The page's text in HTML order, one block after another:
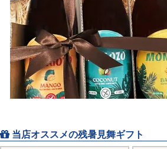
当店オススメの残暑見舞ギフト